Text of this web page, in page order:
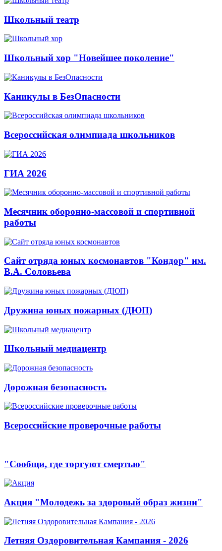
Школьный театр
Школьный хор "Новейшее поколение"
Каникулы в БезОпасности
Всероссийская олимпиада школьников
ГИА 2026
Месячник оборонно-массовой и спортивной
работы
Сайт отряда юных космонавтов "Кондор" им.
В.А. Соловьева
Дружина юных пожарных (ДЮП)
Школьный медиацентр
Дорожная безопасность
Всероссийские проверочные работы
"Сообщи, где торгуют смертью"
Акция "Молодежь за здоровый образ жизни"
Летняя Оздоровительная Кампания - 2026